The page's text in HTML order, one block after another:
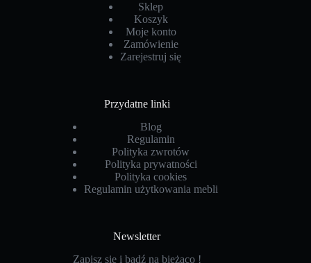
Sklep
Koszyk
Moje konto
Zamówienie
Zarejestruj się
Przydatne linki
Blog
Regulamin
Polityka zwrotów
Polityka prywatności
Polityka cookies
Regulamin użytkowania mebli
Newsletter
Zapisz się i bądź na bieżąco !